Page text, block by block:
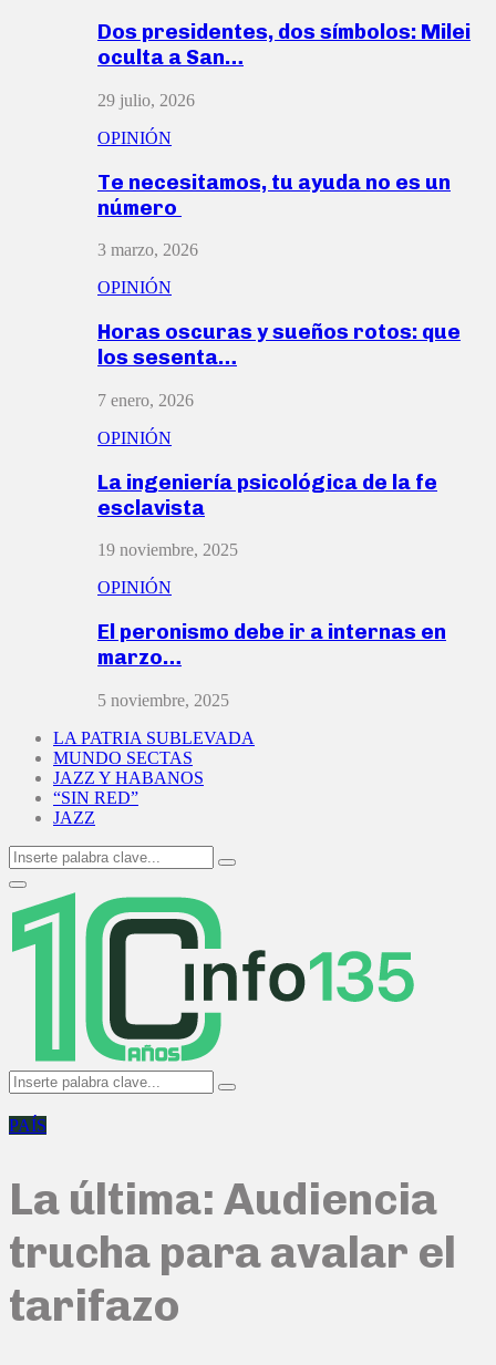
Dos presidentes, dos símbolos: Milei
oculta a San…
29 julio, 2026
OPINIÓN
Te necesitamos, tu ayuda no es un
número
3 marzo, 2026
OPINIÓN
Horas oscuras y sueños rotos: que
los sesenta…
7 enero, 2026
OPINIÓN
La ingeniería psicológica de la fe
esclavista
19 noviembre, 2025
OPINIÓN
El peronismo debe ir a internas en
marzo…
5 noviembre, 2025
LA PATRIA SUBLEVADA
MUNDO SECTAS
JAZZ Y HABANOS
“SIN RED”
JAZZ
Search
for:
Search
Primary
Menu
Search
for:
Search
PAÍS
La última: Audiencia
trucha para avalar el
tarifazo